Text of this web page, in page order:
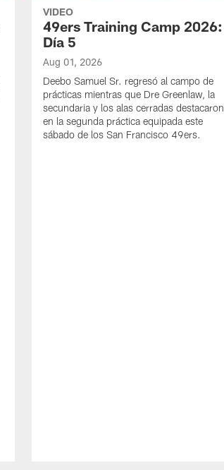
VIDEO
49ers Training Camp 2026:
Día 5
Aug 01, 2026
Deebo Samuel Sr. regresó al campo de
prácticas mientras que Dre Greenlaw, la
secundaria y los alas cerradas destacaron
en la segunda práctica equipada este
sábado de los San Francisco 49ers.